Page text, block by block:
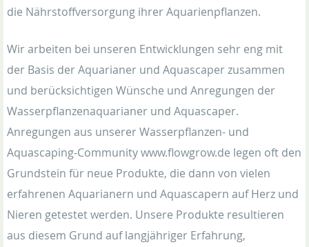
die Nährstoffversorgung ihrer Aquarienpflanzen.
Wir arbeiten bei unseren Entwicklungen sehr eng mit
der Basis der Aquarianer und Aquascaper zusammen
und berücksichtigen Wünsche und Anregungen der
Wasserpflanzenaquarianer und Aquascaper.
Anregungen aus unserer Wasserpflanzen- und
Aquascaping-Community www.flowgrow.de legen oft den
Grundstein für neue Produkte, die dann von vielen
erfahrenen Aquarianern und Aquascapern auf Herz und
Nieren getestet werden. Unsere Produkte resultieren
aus diesem Grund auf langjähriger Erfahrung,